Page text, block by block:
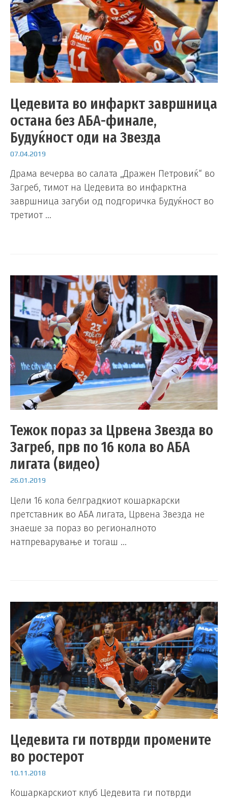
Цедевита во инфаркт завршница
остана без АБА-финале,
Будуќност оди на Звезда
07.04.2019
Драма вечерва во салата „Дражен Петровиќ“ во
Загреб, тимот на Цедевита во инфарктна
завршница загуби од подгоричка Будуќност во
третиот …
Тежок пораз за Црвена Звезда во
Загреб, прв по 16 кола во АБА
лигата (видео)
26.01.2019
Цели 16 кола белградкиот кошаркарски
претставник во АБА лигата, Црвена Звезда не
знаеше за пораз во регионалното
натпреварување и тогаш …
Цедевита ги потврди промените
во ростерот
10.11.2018
Кошаркарскиот клуб Цедевита ги потврди